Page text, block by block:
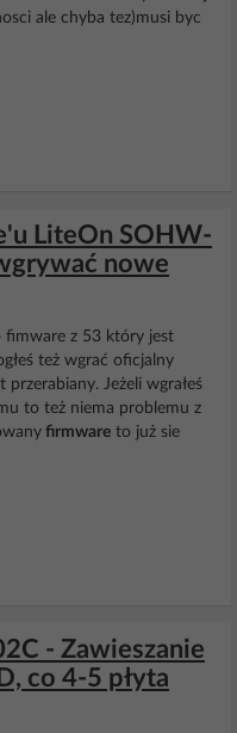
ale chyba tez)musi byc
LiteOn SOHW-
nowe
fimware z 53 który jest
też wgrać oficjalny
Jeżeli wgrałeś
to też niema problemu z
firmware to już sie
- Zawieszanie
co 4-5 płyta